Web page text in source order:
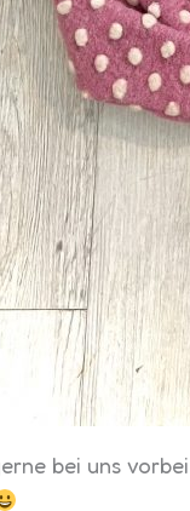
bei uns